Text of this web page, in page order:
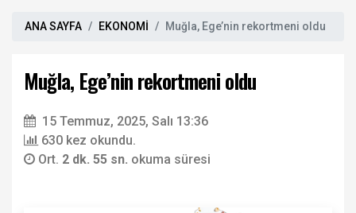
ANA SAYFA EKONOMİ Muğla, Ege’nin rekortmeni oldu
Muğla, Ege’nin rekortmeni oldu
15 Temmuz, 2025, Salı 13:36
630 kez okundu.
Ort. 2 dk. 55 sn. okuma süresi